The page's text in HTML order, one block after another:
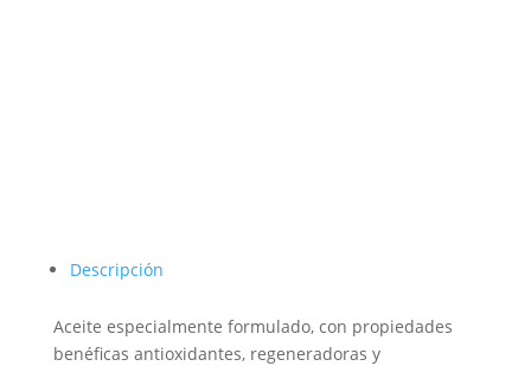
Descripción
Aceite especialmente formulado, con propiedades
benéficas antioxidantes, regeneradoras y